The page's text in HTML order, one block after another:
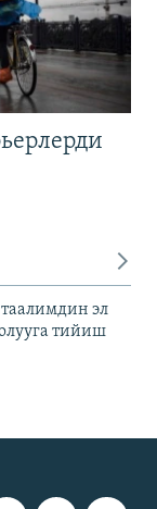
эл
тийиш